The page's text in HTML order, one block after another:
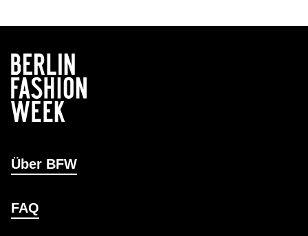
Über BFW
FAQ